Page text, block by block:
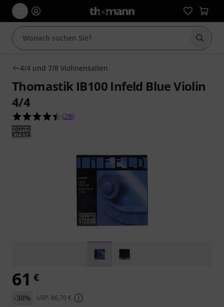
Suche
4/4 und 7/8 Violinensaiten
Thomastik IB100 Infeld Blue Violin
4/4
4.5 von 5 Sternen aus 28 Kundenbewertungen
(28)
61 €
-30% UVP: 86,70 €